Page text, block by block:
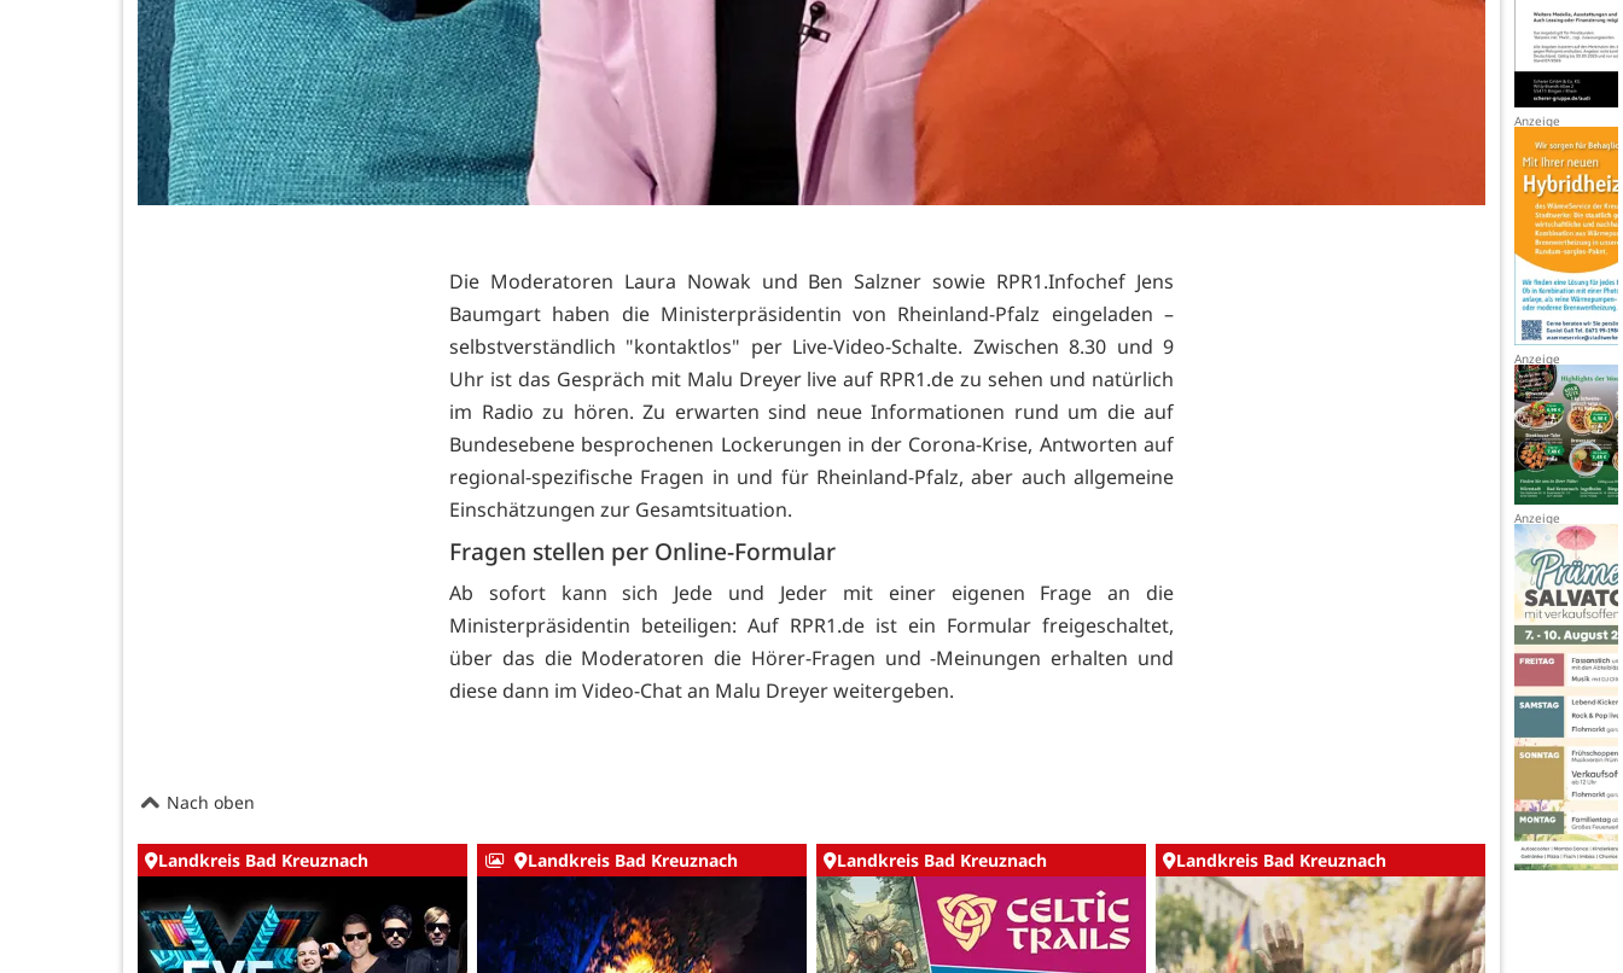
Die Moderatoren Laura Nowak und Ben Salzner sowie RPR1.Infochef Jens
Baumgart haben die Ministerpräsidentin von Rheinland-Pfalz eingeladen –
selbstverständlich "kontaktlos" per Live-Video-Schalte. Zwischen 8.30 und 9
Uhr ist das Gespräch mit Malu Dreyer live auf RPR1.de zu sehen und natürlich
im Radio zu hören. Zu erwarten sind neue Informationen rund um die auf
Bundesebene besprochenen Lockerungen in der Corona-Krise, Antworten auf
regional-spezifische Fragen in und für Rheinland-Pfalz, aber auch allgemeine
Einschätzungen zur Gesamtsituation.
Fragen stellen per Online-Formular
Ab sofort kann sich Jede und Jeder mit einer eigenen Frage an die
Ministerpräsidentin beteiligen: Auf RPR1.de ist ein Formular freigeschaltet,
über das die Moderatoren die Hörer-Fragen und -Meinungen erhalten und
diese dann im Video-Chat an Malu Dreyer weitergeben.
Nach oben
Landkreis Bad Kreuznach Landkreis Bad Kreuznach Landkreis Bad Kreuznach Landkreis Bad Kreuznach